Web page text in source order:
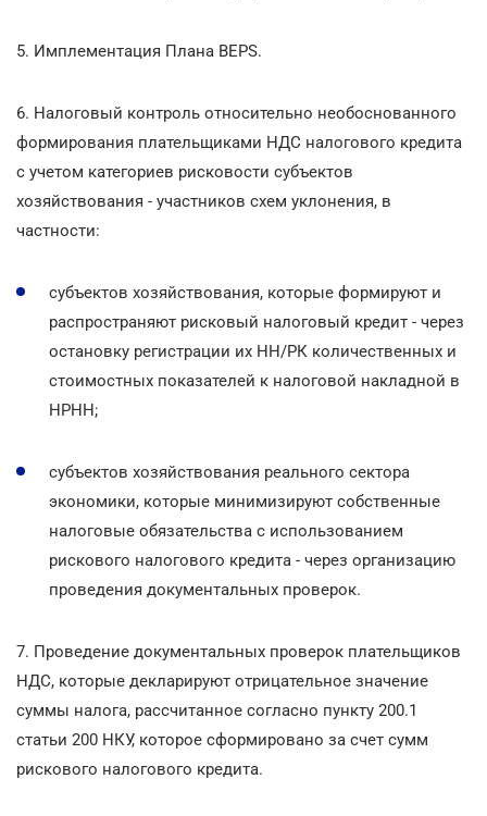
5. Имплементация Плана BEPS.
6. Налоговый контроль относительно необоснованного
формирования плательщиками НДС налогового кредита
с учетом категориев рисковости субъектов
хозяйствования - участников схем уклонения, в
частности:
субъектов хозяйствования, которые формируют и
распространяют рисковый налоговый кредит - через
остановку регистрации их НН/РК количественных и
стоимостных показателей к налоговой накладной в
НРНН;
субъектов хозяйствования реального сектора
экономики, которые минимизируют собственные
налоговые обязательства с использованием
рискового налогового кредита - через организацию
проведения документальных проверок.
7. Проведение документальных проверок плательщиков
НДС, которые декларируют отрицательное значение
суммы налога, рассчитанное согласно пункту 200.1
статьи 200 НКУ, которое сформировано за счет сумм
рискового налогового кредита.